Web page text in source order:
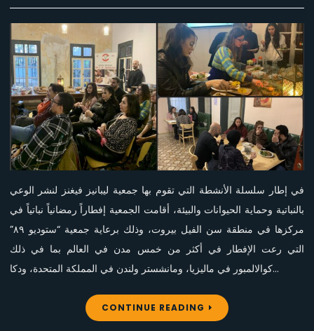
جمعية
ليبانيز
فيغنز
تقيم
إفطاراً
رمضانياً
نباتياً
بالتعاون
مع
ستوديو
في إطار سلسلة الأنشطة التي تقوم بها جمعية ليبانيز فيغنز لنشر الوعي
بالنباتية وحماية الحيوانات والبيئة، أقامت الجمعية إفطاراً رمضانياً نباتياً في
مركزها في منطقة سن الفيل بيروت، وذلك برعاية جمعية “ستوديو ٨٩”
التي رعت الإفطار في أكثر من خمس مدن في العالم بما في ذلك
كوالالمبور في ماليزيا، ومانشستر ولندن في المملكة المتحدة، ودكا…
CONTINUE READING